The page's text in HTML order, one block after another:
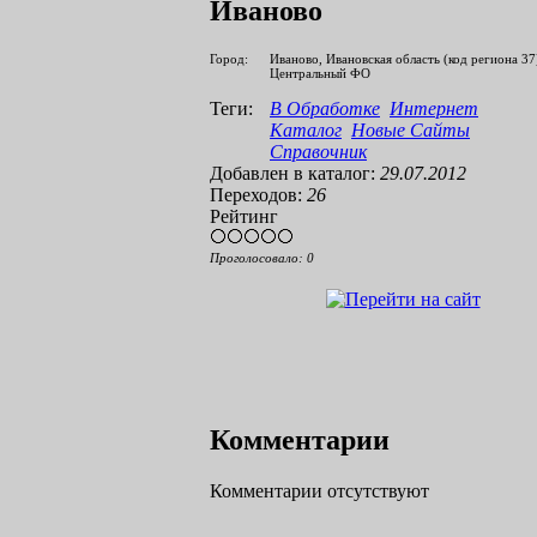
Иваново
Город:
Иваново, Ивановская область (код региона
Центральный ФО
Теги: В Обработке Интернет
Каталог Новые Сайты
Справочник
Добавлен в каталог: 29.07.2012
Переходов: 26
Рейтинг
Проголосовало: 0
Комментарии
Комментарии отсутствуют